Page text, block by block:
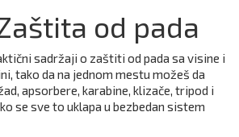
od pada
sadržaji o zaštiti od pada sa visine i
tako da na jednom mestu možeš da
apsorbere, karabine, klizače, tripod i
se sve to uklapa u bezbedan sistem